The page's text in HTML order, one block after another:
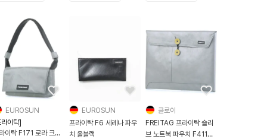
EUROSUN
이탁]
이탁 F171 로라 크로
EUROSUN
프라이탁 F6 세레나 파우
치 올블랙
클로이
FREITAG 프라이탁 슬리
브 노트북 파우치 F411